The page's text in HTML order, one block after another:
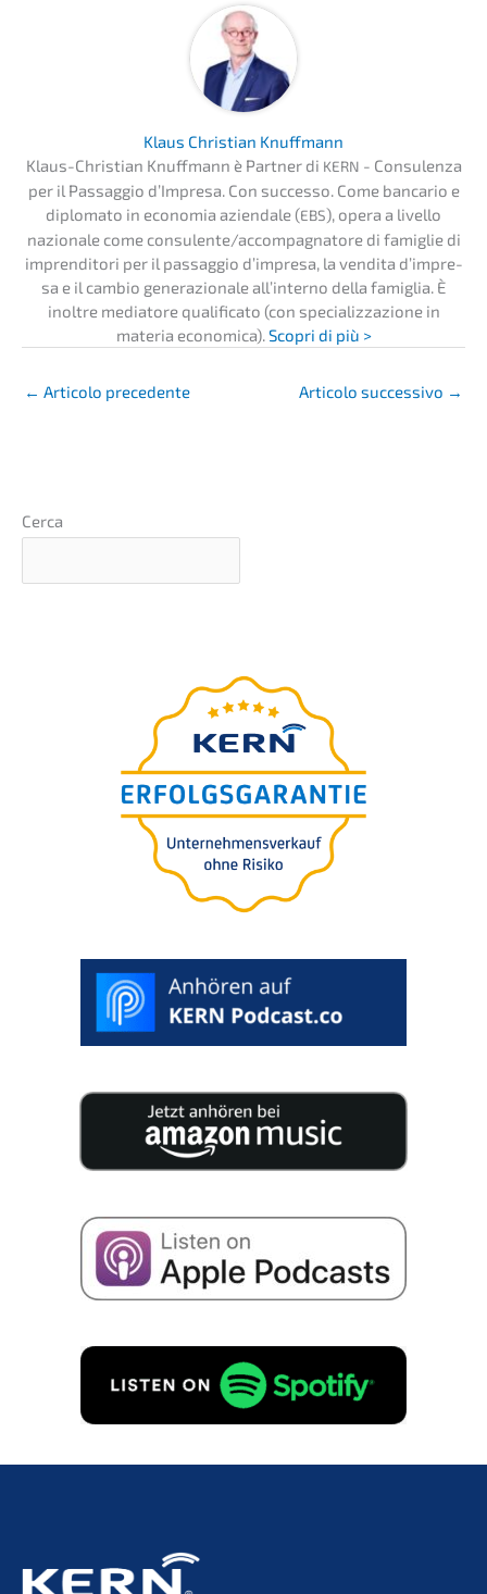
Klaus Chris­ti­an Knuffmann
Klaus-Chris­ti­an Knuff­mann è Partner di KERN - Consu­len­za
per il Passag­gio d’Impre­sa. Con succes­so. Come banca­rio e
diplo­ma­to in econo­mia aziend­a­le (EBS), opera a livel­lo
nazio­na­le come consulente/accompagnatore di famig­lie di
impren­di­to­ri per il passag­gio d’impre­sa, la vendita d’impre­
sa e il cambio genera­zio­na­le all’in­ter­no della famiglia. È
inolt­re media­to­re quali­fi­ca­to (con specia­liz­za­zio­ne in
materia econo­mica).Scopri di più >
← Artico­lo precedente Artico­lo succes­si­vo →
Cerca
GRATIS
–presen­ta­to da Nils
Koerber
Die 5 größten Fehler beim
Genera­ti­ons-wechsel in
Familien-unternehmen